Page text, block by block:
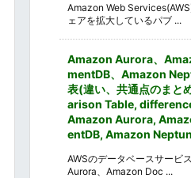
Amazon Web
ェアを拡大しているパブ ...
Amazon Aurora、
mentDB、Amazon
表(違い、共通点のまと
arison Table,
Amazon Aurora,
entDB, Amazon
AWSのデータベースサービ
Aurora、Amazon Doc ...